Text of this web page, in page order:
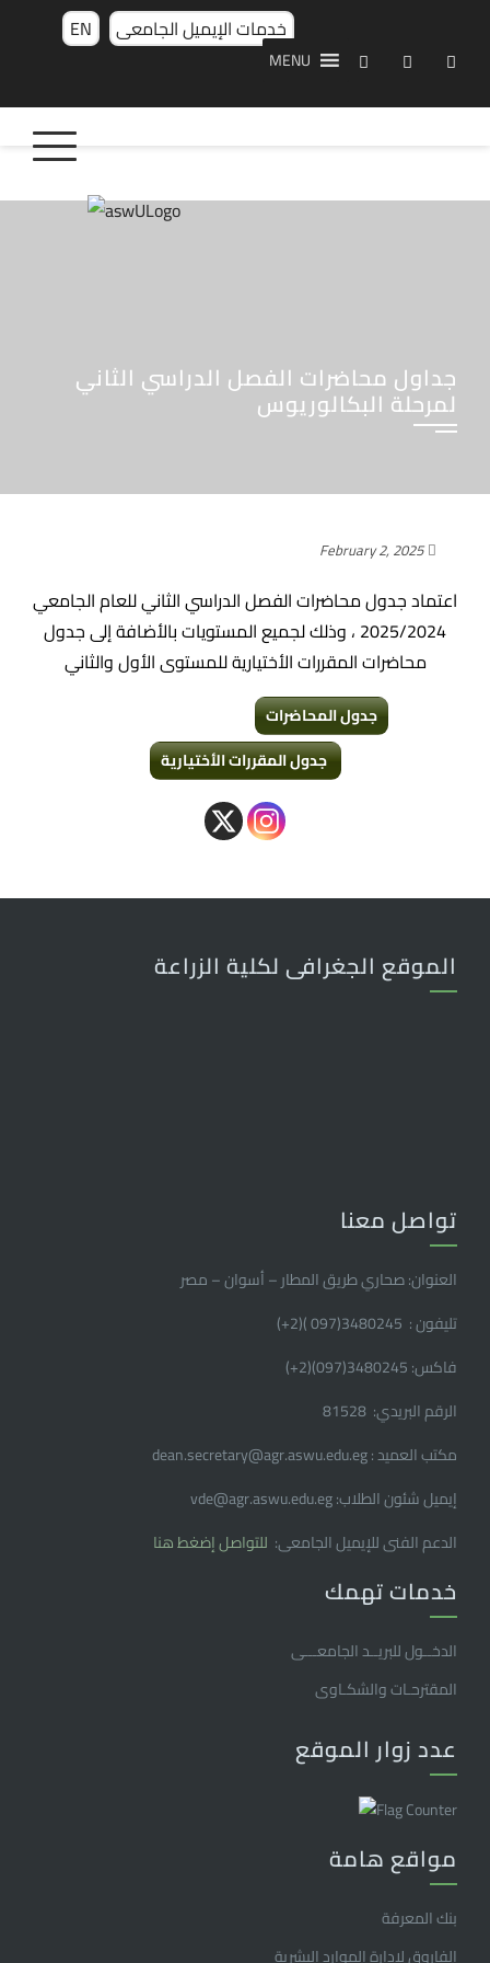
EN خدمات الإيميل الجامعى
MENU
جداول محاضرات الفصل الدراسي الثاني
لمرحلة البكالوريوس
February 2, 2025
اعتماد جدول محاضرات الفصل الدراسي الثاني للعام الجامعي
2025/2024 ، وذلك لجميع المستويات بالأضافة إلى جدول
محاضرات المقررات الأختيارية للمستوى الأولوالثاني
جدول المحاضرات
جدول المقررات الأختيارية
الموقع الجغرافى لكلية الزراعة
تواصل معنا
العنوان: صحاري طريق المطار – أسوان – مصر
تليفون : 3480245(097 )(2
+
)
فاكس: 3480245(097)(2
+
)
الرقم البريدي: 81528
مكتب العميد : dean.secretary@agr.aswu.edu.eg
إيميل شئون الطلاب: vde@agr.aswu.edu.eg
الدعم الفنى للإيميل الجامعى: للتواصل إضغط هنا
خدمات تهمك
الدخــول للبريــد الجامعـــى
المقترحـات والشكـاوى
عدد زوار الموقع
مواقع هامة
بنك المعرفة
الفاروق ﻹدارة الموارد البشرية